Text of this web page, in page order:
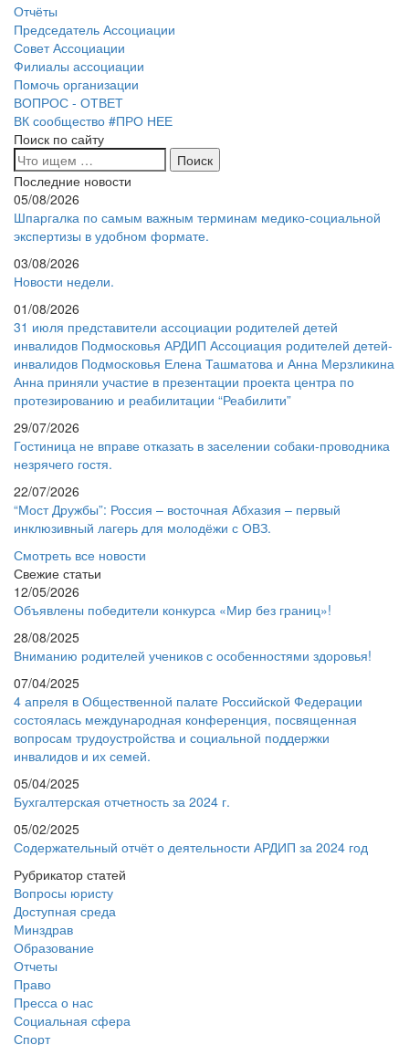
Отчёты
Председатель Ассоциации
Совет Ассоциации
Филиалы ассоциации
Помочь организации
ВОПРОС - ОТВЕТ
ВК сообщество #ПРО НЕЕ
Поиск по сайту
Последние новости
05/08/2026
Шпаргалка по самым важным терминам медико-социальной
экспертизы в удобном формате.
03/08/2026
Новости недели.
01/08/2026
31 июля представители ассоциации родителей детей
инвалидов Подмосковья АРДИП Ассоциация родителей детей-
инвалидов Подмосковья Елена Ташматова и Анна Мерзликина
Анна приняли участие в презентации проекта центра по
протезированию и реабилитации “Реабилити”
29/07/2026
Гостиница не вправе отказать в заселении собаки-проводника
незрячего гостя.
22/07/2026
“Мост Дружбы”: Россия – восточная Абхазия – первый
инклюзивный лагерь для молодёжи с ОВЗ.
Смотреть все новости
Свежие статьи
12/05/2026
Объявлены победители конкурса «Мир без границ»!
28/08/2025
Вниманию родителей учеников с особенностями здоровья!
07/04/2025
4 апреля в Общественной палате Российской Федерации
состоялась международная конференция, посвященная
вопросам трудоустройства и социальной поддержки
инвалидов и их семей.
05/04/2025
Бухгалтерская отчетность за 2024 г.
05/02/2025
Содержательный отчёт о деятельности АРДИП за 2024 год
Рубрикатор статей
Вопросы юристу
Доступная среда
Минздрав
Образование
Отчеты
Право
Пресса о нас
Социальная сфера
Спорт